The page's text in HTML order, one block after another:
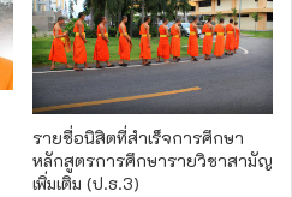
รายชื่อนิสิตที่สำเร็จการศึกษา
หลักสูตรการศึกษารายวิชาสามัญ
เพิ่มเติม (ป.ธ.3)